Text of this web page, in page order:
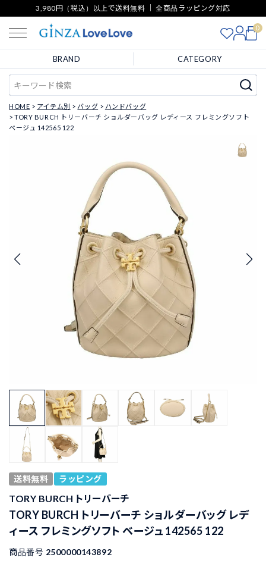
3,980円（税込）以上で送料無料 ｜ 全商品ラッピング対応
0
BRAND CATEGORY
HOME アイテム別 バッグ
ハンドバッグ
TORY BURCH トリーバーチ ショルダーバッグ レディース フレミングソフト
ベージュ 142565 122
送料無料 ラッピング
TORY BURCH トリーバーチ
TORY BURCH トリーバーチ ショルダーバッグ レデ
ィース フレミングソフト ベージュ 142565 122
商品番号 2500000143892